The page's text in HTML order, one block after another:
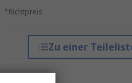
*Richtpreis
Zu einer